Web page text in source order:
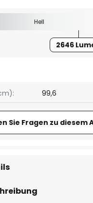
Hell
2646
99,6
Sie Fragen zu diesem